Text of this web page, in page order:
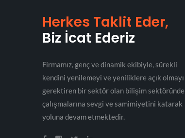
Herkes Taklit Eder,
Biz İcat Ederiz
Firmamız, genç ve dinamik ekibiyle, sürekli
kendini yenilemeyi ve yeniliklere açık olmayı
gerektiren bir sektör olan bilişim sektöründe
çalışmalarına sevgi ve samimiyetini katarak
yoluna devam etmektedir.